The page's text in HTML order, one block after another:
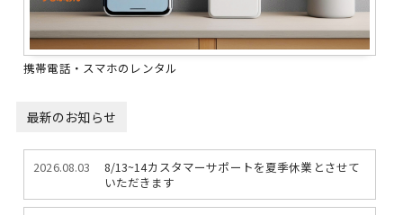
携帯電話・スマホのレンタル
最新のお知らせ
2026.08.03
8/13~14カスタマーサポートを夏季休業とさせて
いただきます